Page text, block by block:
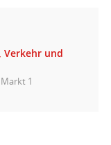
Verkehr und
1